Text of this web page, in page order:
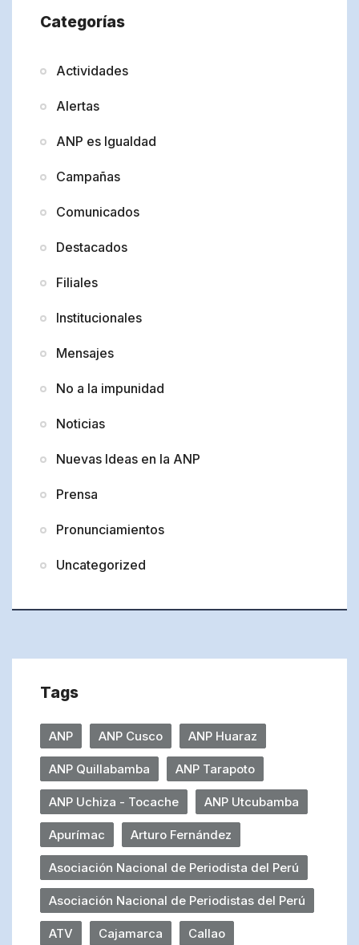
Categorías
Actividades
Alertas
ANP es Igualdad
Campañas
Comunicados
Destacados
Filiales
Institucionales
Mensajes
No a la impunidad
Noticias
Nuevas Ideas en la ANP
Prensa
Pronunciamientos
Uncategorized
Tags
ANP ANP Cusco ANP Huaraz
ANP Quillabamba ANP Tarapoto
ANP Uchiza - Tocache ANP Utcubamba
Apurímac Arturo Fernández
Asociación Nacional de Periodista del Perú
Asociación Nacional de Periodistas del Perú
ATV Cajamarca Callao